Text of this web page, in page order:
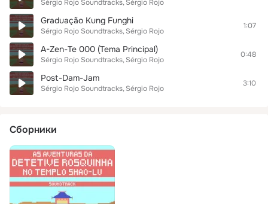
Sérgio Rojo Soundtracks Sérgio Rojo
Graduação Kung Funghi
Sérgio Rojo Soundtracks Sérgio Rojo
1:07
A-Zen-Te 000 (Tema Principal)
Sérgio Rojo Soundtracks Sérgio Rojo
0:48
Post-Dam-Jam
Sérgio Rojo Soundtracks Sérgio Rojo
3:10
Сборники